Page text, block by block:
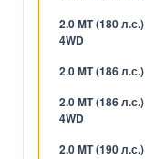
2.0 MT (180 л.с.)
4WD
2.0 MT (186 л.с.)
2.0 MT (186 л.с.)
4WD
2.0 MT (190 л.с.)